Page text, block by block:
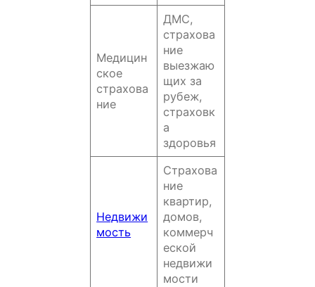
Медицин
ское
страхова
ние
ДМС,
страхова
ние
выезжаю
щих за
рубеж,
страховк
а
здоровья
Недвижи
мость
Страхова
ние
квартир,
домов,
коммерч
еской
недвижи
мости